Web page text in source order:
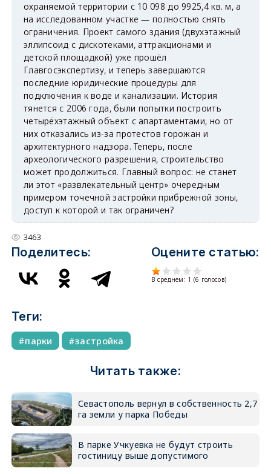
охраняемой территории с 10 098 до 9925,4 кв. м, а
на исследованном участке — полностью снять
ограничения. Проект самого здания (двухэтажный
эллипсоид с дискотеками, аттракционами и
детской площадкой) уже прошёл
Главгосэкспертизу, и теперь завершаются
последние юридические процедуры для
подключения к воде и канализации. История
тянется с 2006 года, были попытки построить
четырёхэтажный объект с апартаментами, но от
них отказались из-за протестов горожан и
архитектурного надзора. Теперь, после
археологического разрешения, строительство
может продолжиться. Главный вопрос: не станет
ли этот «развлекательный центр» очередным
примером точечной застройки прибрежной зоны,
доступ к которой и так ограничен?
3463
Поделитесь: Оцените статью:
В среднем: 1 (6 голосов)
Теги:
парки застройка
Читать также:
Севастополь вернул в собственность 2,7
га земли у парка Победы
В парке Учкуевка не будут строить
гостиницу выше допустимого